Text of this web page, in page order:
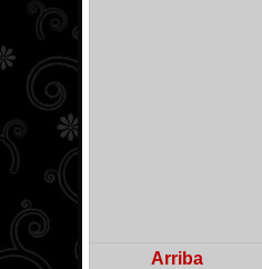
Arriba